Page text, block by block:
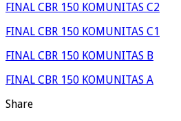
FINAL CBR 150 KOMUNITAS C2
FINAL CBR 150 KOMUNITAS C1
FINAL CBR 150 KOMUNITAS B
FINAL CBR 150 KOMUNITAS A
Share